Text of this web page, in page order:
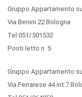
Gruppo Appartamento
Via Benini 22 Bologna
Tel 051/501532
Posti letto n. 5
Gruppo Appartamento
Via Ferrarese 44 int.7